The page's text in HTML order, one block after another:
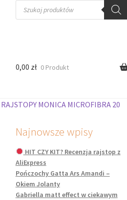
Wyszukiwarka
produktów
0,00 zł 0 Produkt
MONICA MICROFIBRA 20
Najnowsze wpisy
HIT CZY KIT? Recenzja rajstop z
AliExpress
Pończochy Gatta Ars Amandi –
Okiem Jolanty
Gabriella matt effect w ciekawym